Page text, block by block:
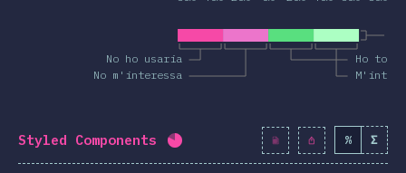
No ho usaria
No m'interessa
Ho
Styled Components Percentatge completat: 80.5 %
% Σ